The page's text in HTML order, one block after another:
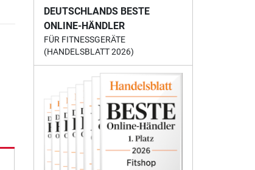
DEUTSCHLANDS BESTE
ONLINE-HÄNDLER
FÜR FITNESSGERÄTE
(HANDELSBLATT 2026)